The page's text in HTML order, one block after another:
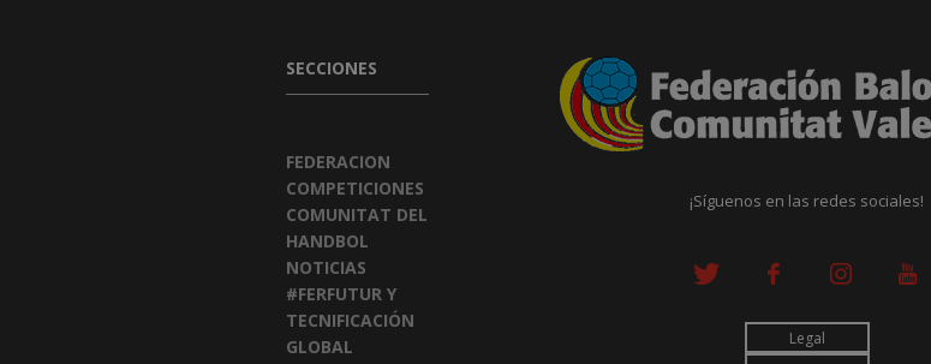
SECCIONES
FEDERACION
COMPETICIONES
COMUNITAT DEL
HANDBOL
NOTICIAS
#FERFUTUR Y
TECNIFICACIÓN
GLOBAL
¡Síguenos en las redes sociales!
Legal